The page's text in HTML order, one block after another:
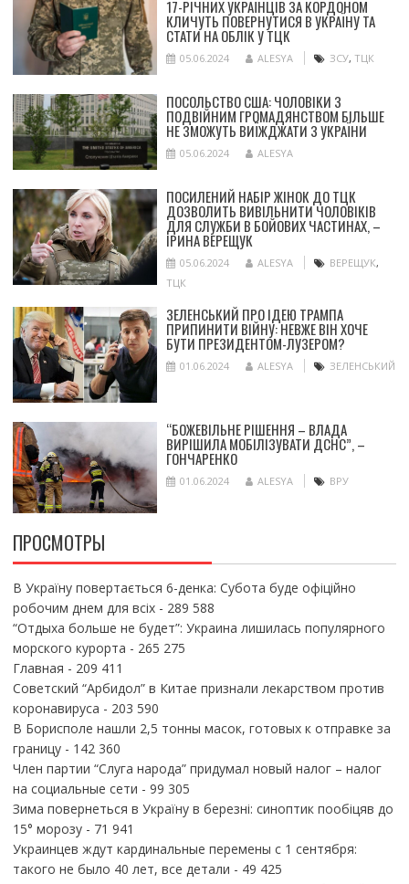
17-РІЧНИХ УКРАЇНЦІВ ЗА КОРДОНОМ
КЛИЧУТЬ ПОВЕРНУТИСЯ В УКРАЇНУ ТА
СТАТИ НА ОБЛІК У ТЦК
05.06.2024 ALESYA ЗСУ, ТЦК
ПОСОЛЬСТВО США: ЧОЛОВІКИ З
ПОДВІЙНИМ ГРОМАДЯНСТВОМ БІЛЬШЕ
НЕ ЗМОЖУТЬ ВИЇЖДЖАТИ З УКРАЇНИ
05.06.2024 ALESYA
ПОСИЛЕНИЙ НАБІР ЖІНОК ДО ТЦК
ДОЗВОЛИТЬ ВИВІЛЬНИТИ ЧОЛОВІКІВ
ДЛЯ СЛУЖБИ В БОЙОВИХ ЧАСТИНАХ, –
ІРИНА ВЕРЕЩУК
05.06.2024 ALESYA ВЕРЕЩУК,
ТЦК
ЗЕЛЕНСЬКИЙ ПРО ІДЕЮ ТРАМПА
ПРИПИНИТИ ВІЙНУ: НЕВЖЕ ВІН ХОЧЕ
БУТИ ПРЕЗИДЕНТОМ-ЛУЗЕРОМ?
01.06.2024 ALESYA ЗЕЛЕНСЬКИЙ
“БОЖЕВІЛЬНЕ РІШЕННЯ – ВЛАДА
ВИРІШИЛА МОБІЛІЗУВАТИ ДСНС”, –
ГОНЧАРЕНКО
01.06.2024 ALESYA ВРУ
ПРОСМОТРЫ
В Україну повертається 6-денка: Субота буде офіційно
робочим днем для всіх- 289 588
“Отдыха больше не будет”: Украина лишилась популярного
морского курорта - 265 275
Главная - 209 411
Советский “Арбидол” в Китае признали лекарством против
коронавируса - 203 590
В Борисполе нашли 2,5 тонны масок, готовых к отправке за
границу- 142 360
Член партии “Слуга народа” придумал новый налог – налог
на социальные сети - 99 305
Зима повернеться в Україну в березні: синоптик пообіцяв до
15° морозу- 71 941
Украинцев ждут кардинальные перемены с 1 сентября:
такого не было 40 лет, все детали - 49 425